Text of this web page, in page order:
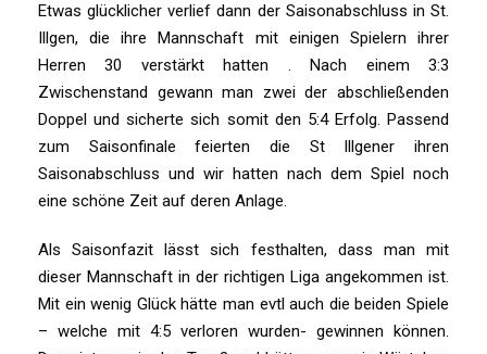
Etwas glücklicher verlief dann der Saisonabschluss in St.
Illgen, die ihre Mannschaft mit einigen Spielern ihrer
Herren 30 verstärkt hatten . Nach einem 3:3
Zwischenstand gewann man zwei der abschließenden
Doppel und sicherte sich somit den 5:4 Erfolg. Passend
zum Saisonfinale feierten die St Illgener ihren
Saisonabschluss und wir hatten nach dem Spiel noch
eine schöne Zeit auf deren Anlage.
Als Saisonfazit lässt sich festhalten, dass man mit
dieser Mannschaft in der richtigen Liga angekommen ist.
Mit ein wenig Glück hätte man evtl auch die beiden Spiele
– welche mit 4:5 verloren wurden- gewinnen können.